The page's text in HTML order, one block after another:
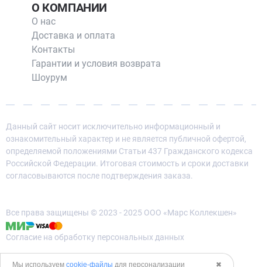
О КОМПАНИИ
О нас
Доставка и оплата
Контакты
Гарантии и условия возврата
Шоурум
Данный сайт носит исключительно информационный и
ознакомительный характер и не является публичной офертой,
определяемой положениями Статьи 437 Гражданского кодекса
Российской Федерации. Итоговая стоимость и сроки доставки
согласовываются после подтверждения заказа.
Все права защищены © 2023 - 2025 ООО «Марс Коллекшен»
Согласие на обработку персональных данных
✖
Мы используем cookie-файлы для персонализации